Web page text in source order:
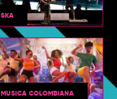
SKA
MUSICA COLOMBIANA